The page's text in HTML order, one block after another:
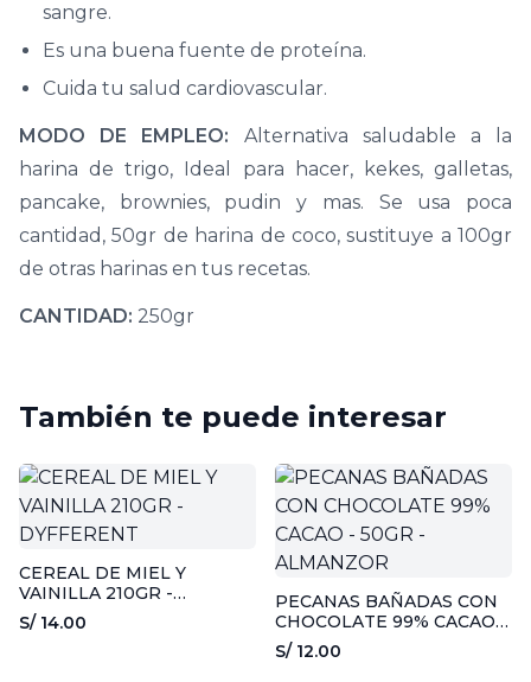
sangre.
Es una buena fuente de proteína.
Cuida tu salud cardiovascular.
MODO DE EMPLEO: Alternativa saludable a la
harina de trigo, Ideal para hacer, kekes, galletas,
pancake, brownies, pudin y mas. Se usa poca
cantidad, 50gr de harina de coco, sustituye a 100gr
de otras harinas en tus recetas.
CANTIDAD: 250gr
También te puede interesar
CEREAL DE MIEL Y
VAINILLA 210GR -
DYFFERENT
S/ 14.00
PECANAS BAÑADAS CON
CHOCOLATE 99% CACAO -
50GR - ALMANZOR
S/ 12.00